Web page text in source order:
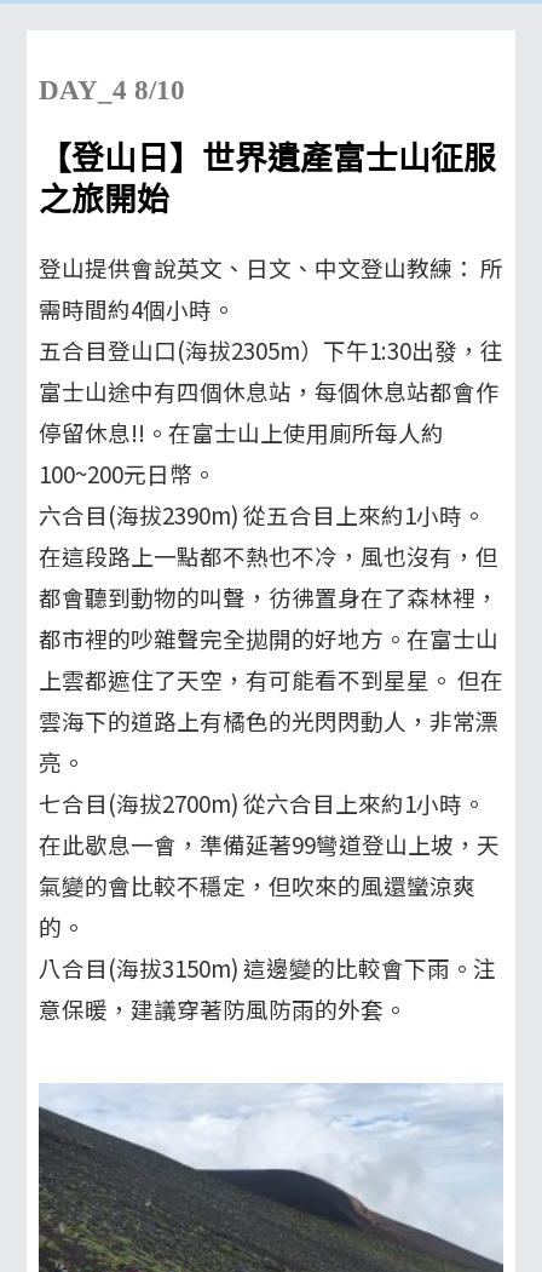
DAY_4 8/10
【登山日】世界遺產富士山征服
之旅開始
登山提供會說英文、日文、中文登山教練： 所
需時間約4個小時。
五合目登山口(海拔2305m）下午1:30出發，往
富士山途中有四個休息站，每個休息站都會作
停留休息!!。在富士山上使用廁所每人約
100~200元日幣。
六合目(海拔2390m) 從五合目上來約1小時。
在這段路上一點都不熱也不冷，風也沒有，但
都會聽到動物的叫聲，彷彿置身在了森林裡，
都市裡的吵雜聲完全拋開的好地方。在富士山
上雲都遮住了天空，有可能看不到星星。 但在
雲海下的道路上有橘色的光閃閃動人，非常漂
亮。
七合目(海拔2700m) 從六合目上來約1小時。
在此歇息一會，準備延著99彎道登山上坡，天
氣變的會比較不穩定，但吹來的風還蠻涼爽
的。
八合目(海拔3150m) 這邊變的比較會下雨。注
意保暖，建議穿著防風防雨的外套。